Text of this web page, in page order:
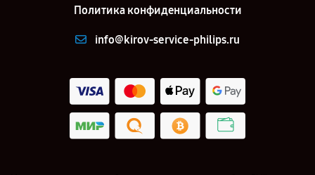
Политика конфиденциальности
info@kirov-service-philips.ru